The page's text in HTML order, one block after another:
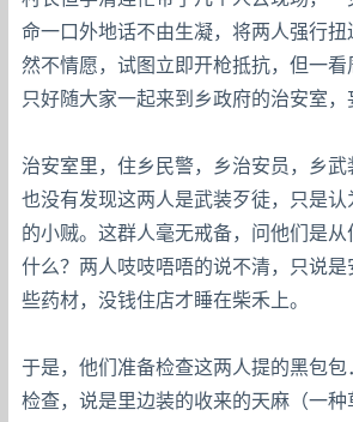
命一口外地话不由生凝，将两人强行扭
然不情愿，试图立即开枪抵抗，但一看
只好随大家一起来到乡政府的治安室，
治安室里，住乡民警，乡治安员，乡武
也没有发现这两人是武装歹徒，只是认
的小贼。这群人毫无戒备，问他们是
什么？两人吱吱唔唔的说不清，只说
些药材，没钱住店才睡在柴禾上。
于是，他们准备检查这两人提的黑包
检查，说是里边装的收来的天麻（一种